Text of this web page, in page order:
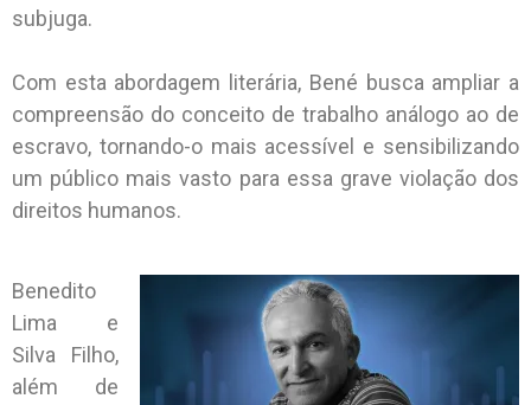
subjuga.
Com esta abordagem literária, Bené busca ampliar a
compreensão do conceito de trabalho análogo ao de
escravo, tornando-o mais acessível e sensibilizando
um público mais vasto para essa grave violação dos
direitos humanos.
Benedito
Lima e
Silva Filho,
além de